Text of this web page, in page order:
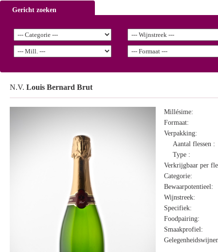
Gericht zoeken
N.V. Louis Bernard Brut
Millésime:
Formaat:
Verpakking:
Aantal flessen :
Type :
Verkrijgbaar per
Categorie:
Bewaarpotentieel:
Wijnstreek:
Specifiek:
Foodpairing:
Smaakprofiel: